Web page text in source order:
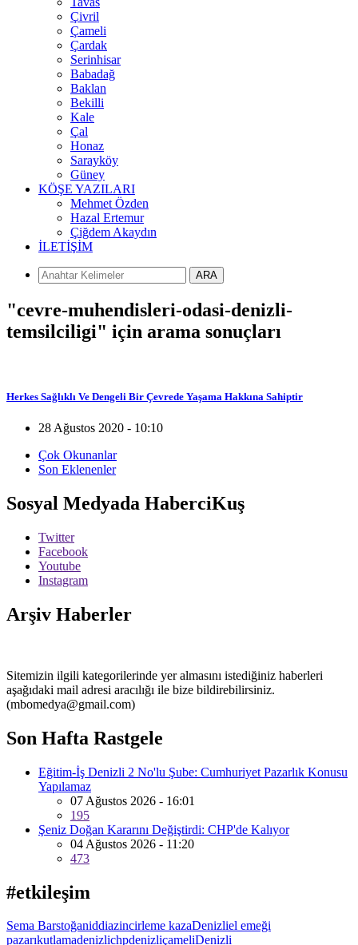
Çivril
Çameli
Çardak
Serinhisar
Babadağ
Baklan
Bekilli
Kale
Çal
Honaz
Sarayköy
Güney
KÖŞE YAZILARI
Mehmet Özden
Hazal Ertemur
Çiğdem Akaydın
İLETİŞİM
ARA
"cevre-muhendisleri-odasi-denizli-
temsilciligi" için arama sonuçları
Herkes Sağlıklı Ve Dengeli Bir Çevrede Yaşama Hakkına Sahiptir
28 Ağustos 2020 - 10:10
Çok Okunanlar
Son Eklenenler
Sosyal Medyada HaberciKuş
Twitter
Facebook
Youtube
Instagram
Arşiv Haberler
Sitemizin ilgili kategorilerinde yer almasını istediğiniz haberleri
aşağıdaki mail adresi aracılığı ile bize bildirebilirsiniz.
(mbomedya@gmail.com)
Son Hafta Rastgele
Eğitim-İş Denizli 2 No'lu Şube: Cumhuriyet Pazarlık Konusu
Yapılamaz
07 Ağustos 2026 - 16:01
195
Şeniz Doğan Kararını Değiştirdi: CHP'de Kalıyor
04 Ağustos 2026 - 11:20
473
#etkileşim
Sema Barstoğaniddiazincirleme kazaDenizliel emeği
pazarıkutlamadenizlichpdenizliçameliDenizli